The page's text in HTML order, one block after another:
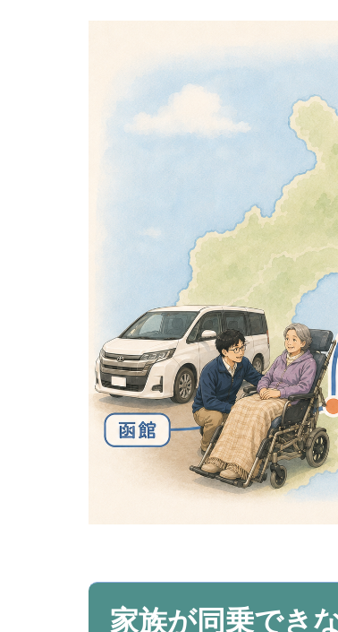
家族が同乗でき